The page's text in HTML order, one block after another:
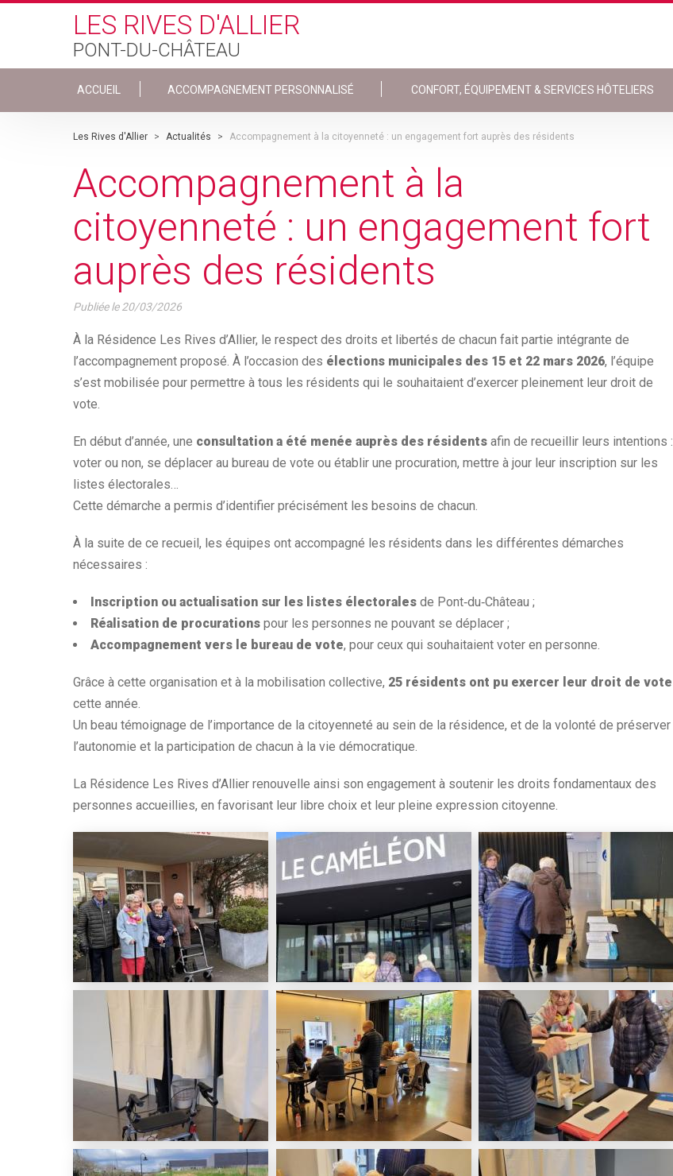
Skip to main content
LES RIVES D'ALLIER
PONT-DU-CHÂTEAU
ACCUEIL ACCOMPAGNEMENT PERSONNALISÉ CONFORT, ÉQUIPEMENT & SERVICES HÔTELIERS
Les Rives d'Allier > Actualités > Accompagnement à la citoyenneté : un engagement fort auprès des résidents
Accompagnement à la
citoyenneté : un engagement fort
auprès des résidents
Publiée le 20/03/2026
À la Résidence Les Rives d’Allier, le respect des droits et libertés de chacun fait partie intégrante de
l’accompagnement proposé. À l’occasion des élections municipales des 15 et 22 mars 2026, l’équipe
s’est mobilisée pour permettre à tous les résidents qui le souhaitaient d’exercer pleinement leur droit de
vote.
En début d’année, une consultation a été menée auprès des résidents afin de recueillir leurs intentions :
voter ou non, se déplacer au bureau de vote ou établir une procuration, mettre à jour leur inscription sur les
listes électorales…
Cette démarche a permis d’identifier précisément les besoins de chacun.
À la suite de ce recueil, les équipes ont accompagné les résidents dans les différentes démarches
nécessaires :
Inscription ou actualisation sur les listes électorales de Pont‑du‑Château ;
Réalisation de procurations pour les personnes ne pouvant se déplacer ;
Accompagnement vers le bureau de vote, pour ceux qui souhaitaient voter en personne.
Grâce à cette organisation et à la mobilisation collective, 25 résidents ont pu exercer leur droit de vote
cette année.
Un beau témoignage de l’importance de la citoyenneté au sein de la résidence, et de la volonté de préserver
l’autonomie et la participation de chacun à la vie démocratique.
La Résidence Les Rives d’Allier renouvelle ainsi son engagement à soutenir les droits fondamentaux des
personnes accueillies, en favorisant leur libre choix et leur pleine expression citoyenne.